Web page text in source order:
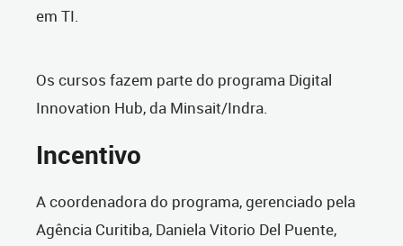
em TI.
Os cursos fazem parte do programa Digital
Innovation Hub, da Minsait/Indra.
Incentivo
A coordenadora do programa, gerenciado pela
Agência Curitiba, Daniela Vitorio Del Puente,